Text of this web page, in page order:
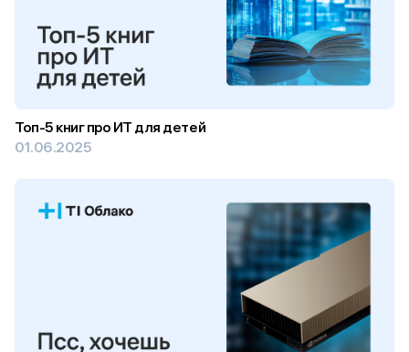
Топ-5 книг про ИТ для детей
01.06.2025